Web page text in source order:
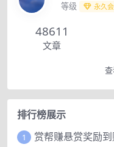
等级 永久
48611
文章
排行榜展示
1